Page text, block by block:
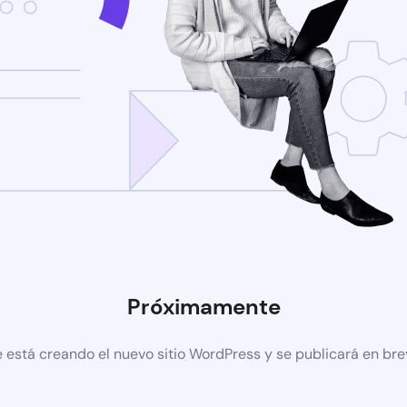
Próximamente
está creando el nuevo sitio WordPress y se publicará en